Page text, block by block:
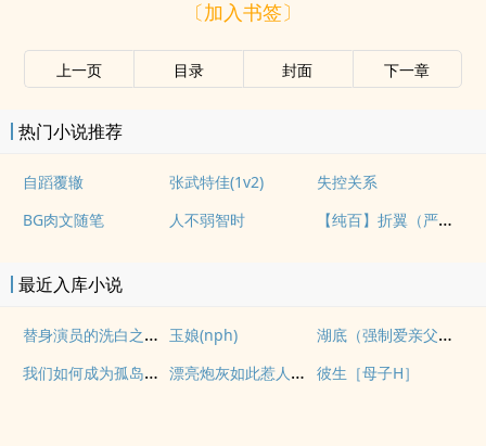
〔加入书签〕
上一页 目录 封面 下一章
热门小说推荐
自蹈覆辙 张武特佳(1v2)
失控关系
BG肉文随笔
人不弱智时 【纯百】折翼（严厉上司是小鸟）
最近入库小说
替身演员的洗白之路(nph) 玉娘(nph)
湖底（强制爱亲父女）
我们如何成为孤岛（异国，NPH）
漂亮炮灰如此惹人怜爱 彼生［母子H］